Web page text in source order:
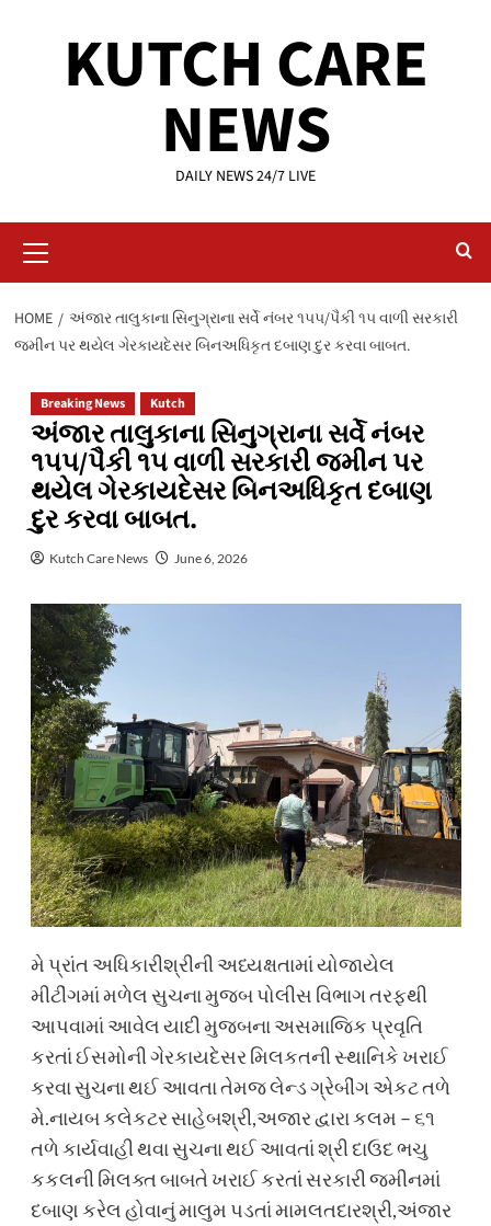
KUTCH CARE
NEWS
DAILY NEWS 24/7 LIVE
Menu
HOME
અંજાર તાલુકાના સિનુગ્રાના સર્વે નંબર ૧૫૫/પૈકી ૧૫ વાળી સરકારી
જમીન પર થયેલ ગેરકાયદેસર બિનઅધિકૃત દબાણ દુર કરવા બાબત.
Breaking News Kutch
અંજાર તાલુકાના સિનુગ્રાના સર્વે નંબર
૧૫૫/પૈકી ૧૫ વાળી સરકારી જમીન પર
થયેલ ગેરકાયદેસર બિનઅધિકૃત દબાણ
દુર કરવા બાબત.
Kutch Care News June 6, 2026
મે પ્રાંત અધિકારીશ્રીની અધ્યક્ષતામાં યોજાયેલ
મીટીંગમાં મળેલ સુચના મુજબ પોલીસ વિભાગ તરફથી
આપવામાં આવેલ યાદી મુજબના અસમાજિક પ્રવૃતિ
કરતાં ઈસમોની ગેરકાયદેસર મિલકતની સ્થાનિકે ખરાઈ
કરવા સુચના થઈ આવતા તેમજ લેન્ડ ગ્રેબીંગ એકટ તળે
મે.નાયબ કલેકટર સાહેબશ્રી,અજાર દ્વારા કલમ – ૬૧
તળે કાર્યવાહી થવા સુચના થઈ આવતાં શ્રી દાઉદ ભચુ
કકલની મિલક્ત બાબતે ખરાઈ કરતાં સરકારી જમીનમાં
દબાણ કરેલ હોવાનું માલુમ પડતાં મામલતદારશ્રી,અંજાર